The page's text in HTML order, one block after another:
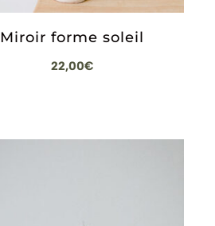
Miroir forme soleil
22,00€